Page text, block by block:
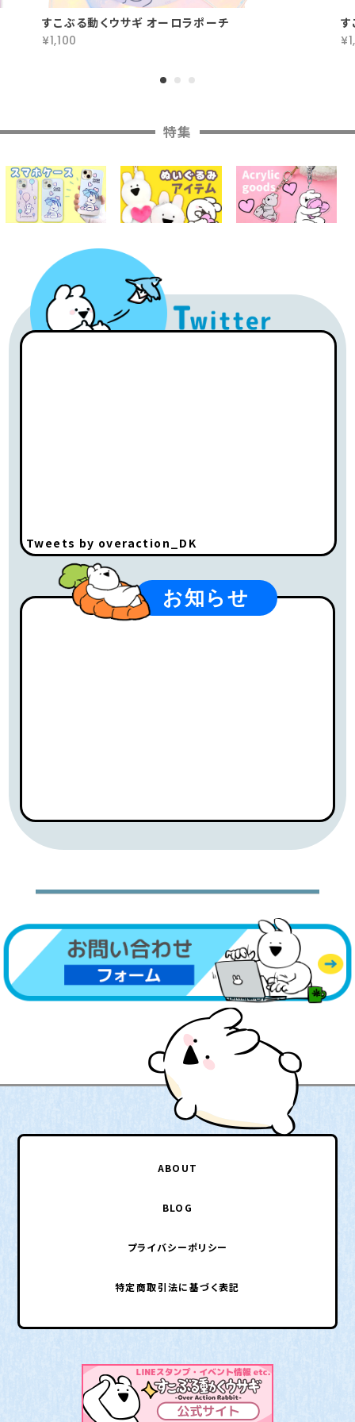
すこぶる動くウサギ オーロラポーチ
¥1,100
す
特集
Tweets by overaction_DK
お知らせ
ABOUT
BLOG
プライバシーポリシー
特定商取引法に基づく表記